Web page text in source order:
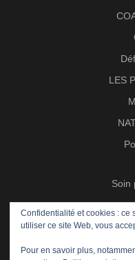
LES
Soin
Confidentialité et cookies : ce
utiliser ce site Web, vous
Pour en savoir plus,